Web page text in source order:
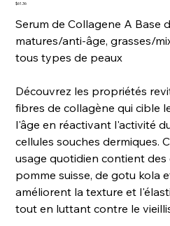
Price
$61.36
Serum de Collagene A Base
matures/anti-âge, grasses/
tous types de peaux
Découvrez les propriétés
fibres de collagène qui cible
l'âge en réactivant l'activité
cellules souches dermiques.
usage quotidien contient des
pomme suisse, de gotu kola
améliorent la texture et
tout en luttant contre le